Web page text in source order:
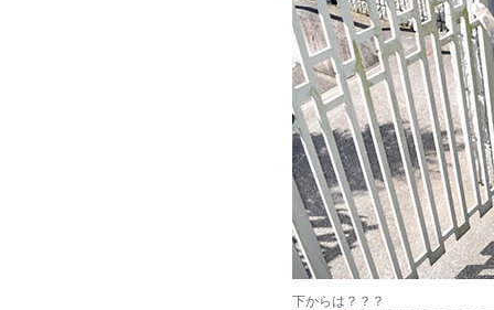
下からは？？？